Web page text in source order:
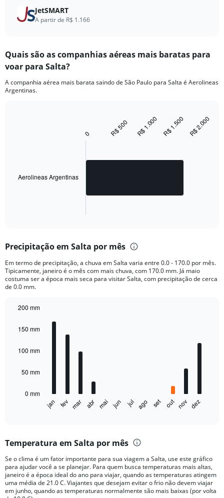
values.
Range:JetSMART
A partir de R$ 1.166
Quais são as companhias aéreas mais baratas para
voar para Salta?
A companhia aérea mais barata saindo de São Paulo para Salta é Aerolineas
Argentinas.
The
chart
Range:
categories.
The
chart
axis
displaying
Range:
Aerolineas Argentinas
0 R$ 500 R$ 1.000 R$ 1.500 R$ 2.000
Precipitação em Salta por mês
Em termo de precipitação, a chuva em Salta varia entre 0.0 - 170.0 por mês.
Tipicamente, janeiro é o mês com mais chuva, com 170.0 mm. Já maio
costuma ser a época mais seca para visitar Salta, com precipitação de cerca
de 0.0 mm.
chart
with
bars.
The
Range:
categories.
The
chart
has
jan fev mar abr mai jun jul ago set out nov dez
0 mm
50 mm
100 mm
150 mm
200 mm
Temperatura em Salta por mês
Se o clima é um fator importante para sua viagem a Salta, use este gráfico
para ajudar você a se planejar. Para quem busca temperaturas mais altas,
janeiro é a época ideal do ano para viajar, quando as temperaturas atingem
uma média de 21.0 C. Viajantes que desejam evitar o frio não devem viajar
em junho, quando as temperaturas normalmente são mais baixas (por volta